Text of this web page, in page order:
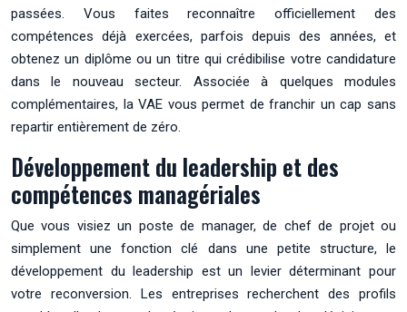
passées. Vous faites reconnaître officiellement des
compétences déjà exercées, parfois depuis des années, et
obtenez un diplôme ou un titre qui crédibilise votre candidature
dans le nouveau secteur. Associée à quelques modules
complémentaires, la VAE vous permet de franchir un cap sans
repartir entièrement de zéro.
Développement du leadership et des
compétences managériales
Que vous visiez un poste de manager, de chef de projet ou
simplement une fonction clé dans une petite structure, le
développement du leadership est un levier déterminant pour
votre reconversion. Les entreprises recherchent des profils